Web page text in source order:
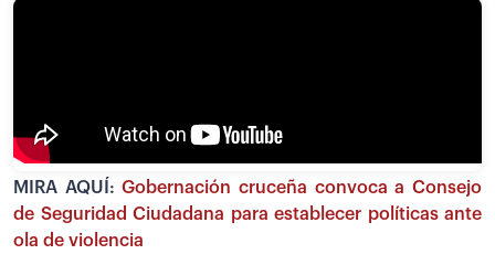
MIRA AQUÍ:Gobernación cruceña convoca a Consejo
de Seguridad Ciudadana para establecer políticas ante
ola de violencia